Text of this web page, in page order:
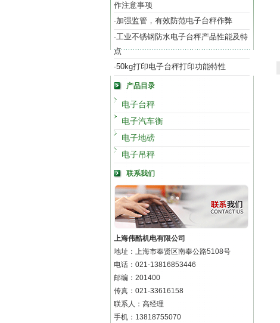
作注意事项
·加强监管，有效防范电子台秤作弊
·工业不锈钢防水电子台秤产品性能及特
点
·50kg打印电子台秤打印功能特性
产品目录
电子台秤
电子汽车衡
电子地磅
电子吊秤
联系我们
上海伟酷机电有限公司
地址：上海市奉贤区南奉公路5108号
电话：021-13816853446
邮编：201400
传真：021-33616158
联系人：高经理
手机：13818755070